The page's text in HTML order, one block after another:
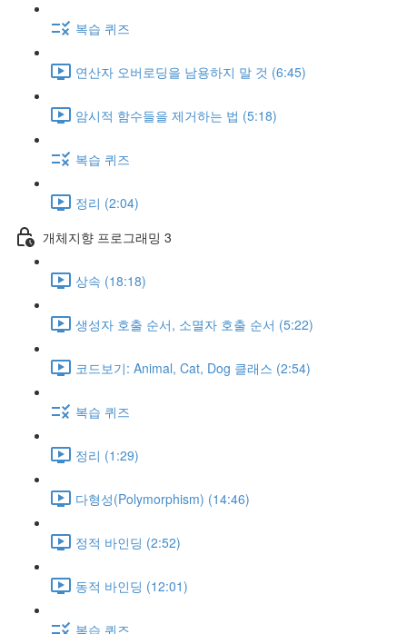
복습 퀴즈
연산자 오버로딩을 남용하지 말 것 (6:45)
암시적 함수들을 제거하는 법 (5:18)
복습 퀴즈
정리 (2:04)
개체지향 프로그래밍 3
상속 (18:18)
생성자 호출 순서, 소멸자 호출 순서 (5:22)
코드보기: Animal, Cat, Dog 클래스 (2:54)
복습 퀴즈
정리 (1:29)
다형성(Polymorphism) (14:46)
정적 바인딩 (2:52)
동적 바인딩 (12:01)
복습 퀴즈